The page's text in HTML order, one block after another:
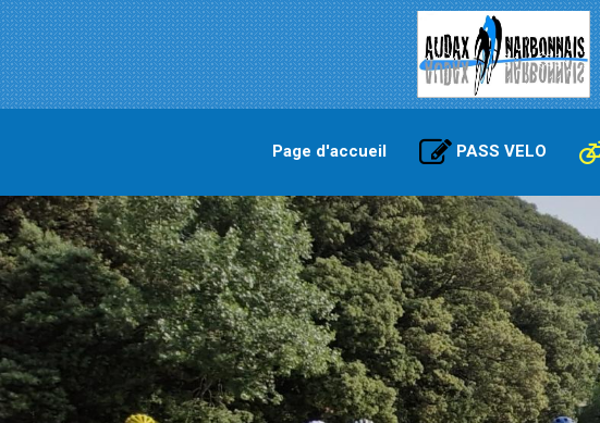
Page d'accueil PASS VELO